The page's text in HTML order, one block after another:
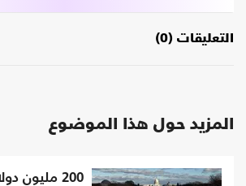
التعليقات (0)
المزيد حول هذا الموضوع
200 مليون